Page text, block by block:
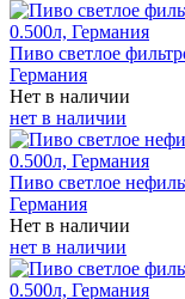
Пиво светлое
Германия
Нет в наличии
нет в наличии
Пиво светлое
Германия
Нет в наличии
нет в наличии